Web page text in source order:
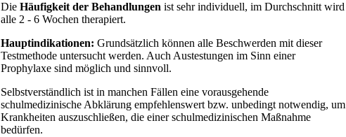
Die Häufigkeit der Behandlungen ist sehr individuell, im Durchschnitt wird
alle 2 - 6 Wochen therapiert.
Hauptindikationen: Grundsätzlich können alle Beschwerden mit dieser
Testmethode untersucht werden. Auch Austestungen im Sinn einer
Prophylaxe sind möglich und sinnvoll.
Selbstverständlich ist in manchen Fällen eine vorausgehende
schulmedizinische Abklärung empfehlenswert bzw. unbedingt notwendig, um
Krankheiten auszuschließen, die einer schulmedizinischen Maßnahme
bedürfen.